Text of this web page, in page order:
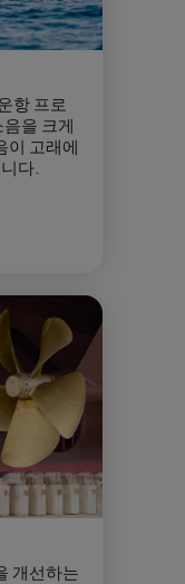
항 프로
을 크게
이 고래에
다.
개선하는